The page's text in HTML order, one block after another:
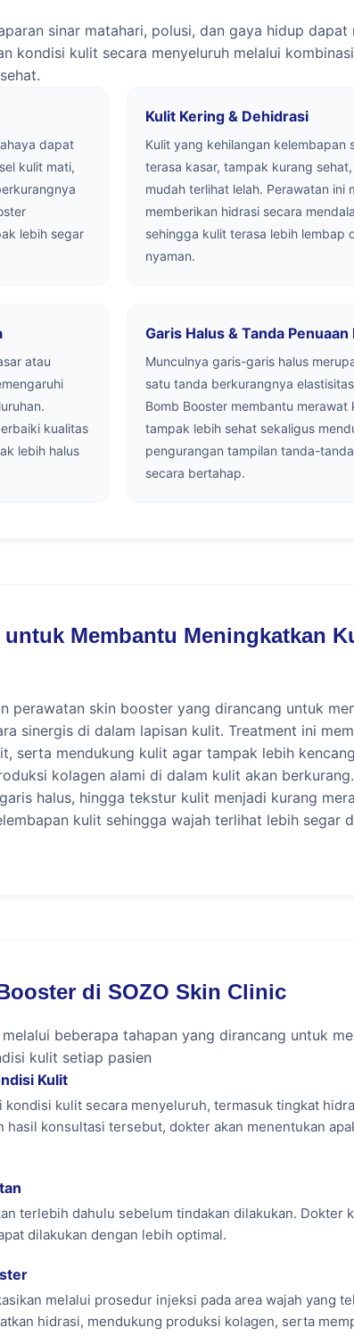
sinar matahari, polusi, dan gaya hidup
kondisi kulit secara menyeluruh melalui
dapat
kulit mati,
lebih segar
Kulit Kering & Dehidrasi
Kulit yang kehilangan kelembapan
terasa kasar, tampak kurang
mudah terlihat lelah. Perawatan ini
memberikan hidrasi secara
sehingga kulit terasa lebih lembap
nyaman.
atau
kualitas
lebih halus
Garis Halus & Tanda Penuaan
Munculnya garis-garis halus
satu tanda berkurangnya
Bomb Booster membantu merawat
tampak lebih sehat sekaligus
pengurangan tampilan tanda-
secara bertahap.
Membantu Meningkatkan
perawatan skin booster yang dirancang untuk
sinergis di dalam lapisan kulit. Treatment ini
serta mendukung kulit agar tampak lebih
kolagen alami di dalam kulit akan
halus, hingga tekstur kulit menjadi kurang
kulit sehingga wajah terlihat lebih segar
kulit, serta keluhan yang dialami untuk
booster berbasis injeksi yang menggabungkan
kulit, serta menjaga kulit agar tampak lebih
kolagen untuk mendukung elastisitas
lebih lembap melalui hidrasi yang lebih
lebih kencang dan kenyal.
kulit agar terasa lebih halus.
tampak lebih cerah dan segar.
garis-garis halus sebagai bagian dari
di SOZO Skin Clinic
beberapa tahapan yang dirancang untuk
kulit setiap pasien
Kulit
kondisi kulit secara menyeluruh, termasuk tingkat
hasil konsultasi tersebut, dokter akan menentukan
terlebih dahulu sebelum tindakan dilakukan.
dilakukan dengan lebih optimal.
melalui prosedur injeksi pada area wajah yang
hidrasi, mendukung produksi kolagen, serta